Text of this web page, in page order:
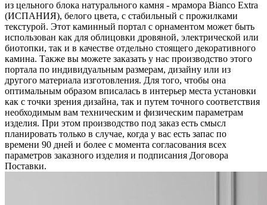
из цельного блока натурального камня - мрамора Bianco Extra
(ИСПАНИЯ), белого цвета, c стабильный с прожилками
текстурой. Этот каминный портал с орнаментом может быть
использован как для облицовки дровяной, электрической или
биотопки, так и в качестве отдельно стоящего декоративного
камина. Также вы можете заказать у нас производство этого
портала по индивидуальным размерам, дизайну или из
другого материала изготовления. Для того, чтобы она
оптимальным образом вписалась в интерьер места установки
как с точки зрения дизайна, так и путем точного соответствия
необходимым вам техническим и физическим параметрам
изделия. При этом производство под заказ есть смысл
планировать только в случае, когда у вас есть запас по
времени 90 дней и более с момента согласования всех
параметров заказного изделия и подписания Договора
Поставки.